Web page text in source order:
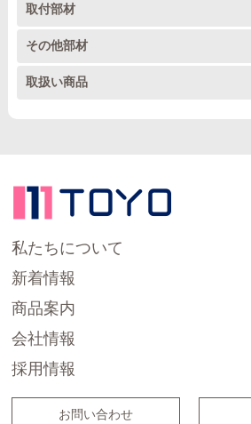
フレア配管セット
被覆銅管その他配管
アルミ4m直管
アルミ取り付け部品工具
トーヨーダクト
トーヨーダクト 部材1
トーヨーダクト 部材2
取付部材
ドレンホース関連
ドレンパイプ他部材
その他部材
アンテナ部材
電線
取扱い商品
私たちについて
新着情報
商品案内
会社情報
採用情報
お問い合わせ